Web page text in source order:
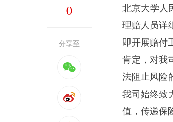
0
分享至
北京大学人
理赔人员详
即开展赔付
肯定，对我
法阻止风险
我司始终致
值，传递保